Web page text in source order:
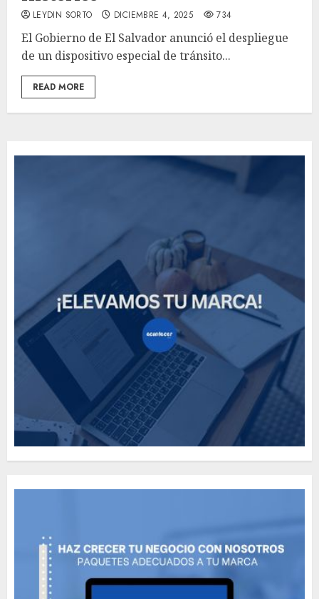
LEYDIN SORTO DICIEMBRE 4, 2025 734
El Gobierno de El Salvador anunció el despliegue
de un dispositivo especial de tránsito...
READ MORE
Need to Know About the
Classic Cars in a Retro
The full story of
Thailand’s extraordinary
cave rescue